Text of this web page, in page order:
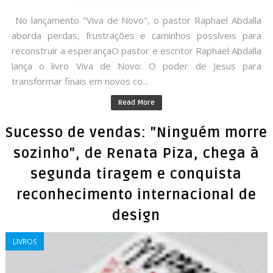
No lançamento "Viva de Novo", o pastor Raphael Abdalla
aborda perdas, frustrações e caminhos possíveis para
reconstruir a esperançaO pastor e escritor Raphael Abdalla
lança o livro Viva de Novo: O poder de Jesus para
transformar finais em novos co...
Read More
Sucesso de vendas: "Ninguém morre
sozinho", de Renata Piza, chega à
segunda tiragem e conquista
reconhecimento internacional de
design
LIVROS